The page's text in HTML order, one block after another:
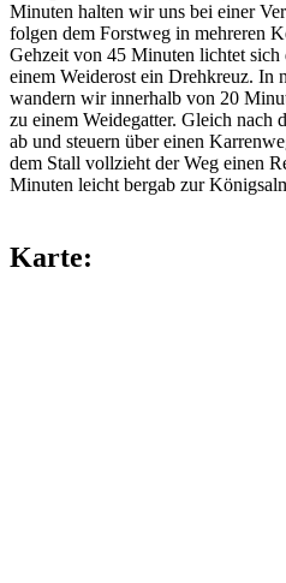
Minuten halten wir uns bei einer
folgen dem Forstweg in mehreren
Gehzeit von 45 Minuten lichtet sich
einem Weiderost ein Drehkreuz. In
wandern wir innerhalb von 20
zu einem Weidegatter. Gleich nach
ab und steuern über einen
dem Stall vollzieht der Weg einen
Minuten leicht bergab zur
Karte: